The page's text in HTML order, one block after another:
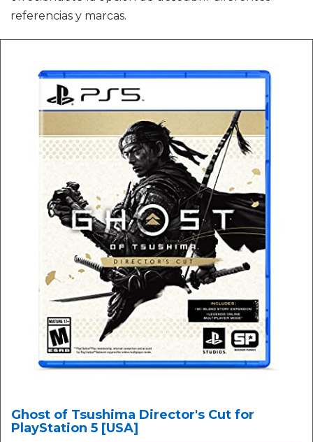
referencias y marcas.
Ghost of Tsushima Director's Cut for
PlayStation 5 [USA]